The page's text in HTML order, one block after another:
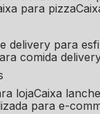
para pizza
delivery para
comida
loja caixa
para e-